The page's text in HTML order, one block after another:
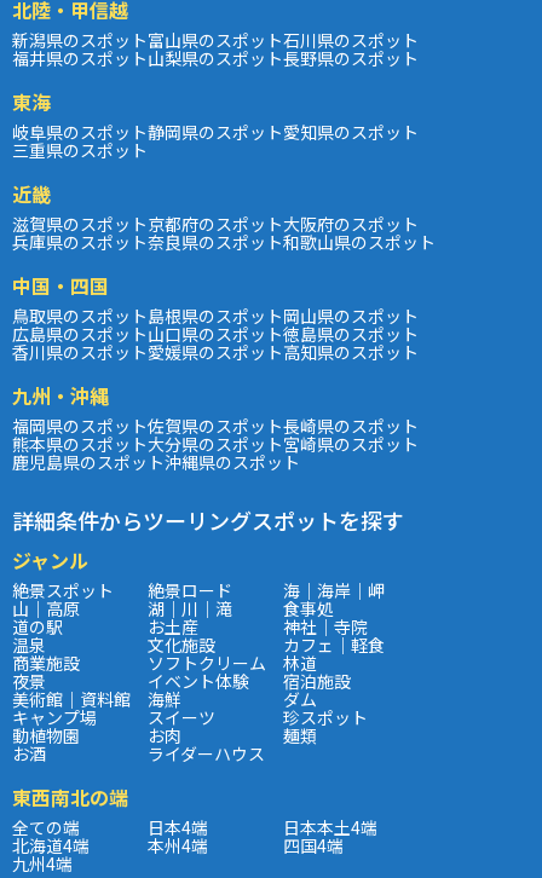
北陸・甲信越
新潟県のスポット富山県のスポット石川県のスポット
福井県のスポット山梨県のスポット長野県のスポット
東海
岐阜県のスポット静岡県のスポット愛知県のスポット
三重県のスポット
近畿
滋賀県のスポット京都府のスポット大阪府のスポット
兵庫県のスポット奈良県のスポット和歌山県のスポット
中国・四国
鳥取県のスポット島根県のスポット岡山県のスポット
広島県のスポット山口県のスポット徳島県のスポット
香川県のスポット愛媛県のスポット高知県のスポット
九州・沖縄
福岡県のスポット佐賀県のスポット長崎県のスポット
熊本県のスポット大分県のスポット宮崎県のスポット
鹿児島県のスポット沖縄県のスポット
詳細条件からツーリングスポットを探す
ジャンル
絶景スポット 絶景ロード 海｜海岸｜岬
山｜高原 湖｜川｜滝 食事処
道の駅 お土産 神社｜寺院
温泉 文化施設 カフェ｜軽食
商業施設 ソフトクリーム 林道
夜景 イベント体験 宿泊施設
美術館｜資料館 海鮮 ダム
キャンプ場 スイーツ 珍スポット
動植物園 お肉 麺類
お酒 ライダーハウス
東西南北の端
全ての端 日本4端 日本本土4端
北海道4端 本州4端 四国4端
九州4端